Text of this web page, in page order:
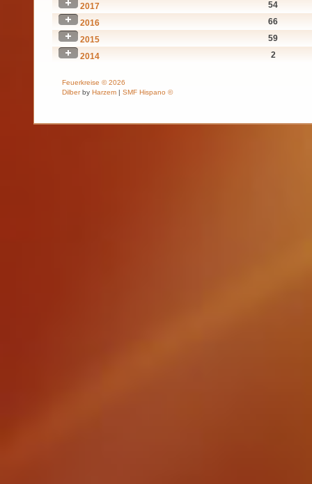
2017
54
2016
66
2015
59
2014
2
Feuerkreise © 2026
Dilberby Harzem SMF Hispano ©